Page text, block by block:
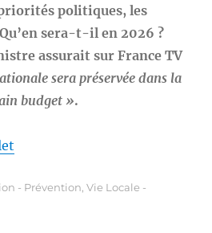
politiques, les
sera-t-il en 2026 ?
assurait sur France TV
sera préservée dans la
budget ».
- Prévention ,Vie Locale -